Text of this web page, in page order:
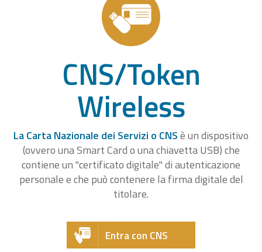
CNS/Token
Wireless
La Carta Nazionale dei Servizi o CNSè un dispositivo
(ovvero una Smart Card o una chiavetta USB) che
contiene un "certificato digitale" di autenticazione
personale e che può contenere la firma digitale del
titolare.
Entra con CNS